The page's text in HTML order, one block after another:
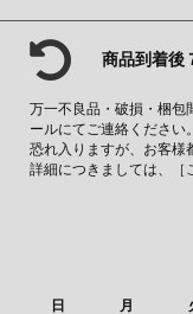
商品到着後
万一不良品・破損・梱包
ールにてご連絡ください。
恐れ入りますが、お客様
詳細につきましては、
日
月